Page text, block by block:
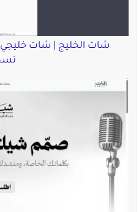
شات الخليج | شات خليجي